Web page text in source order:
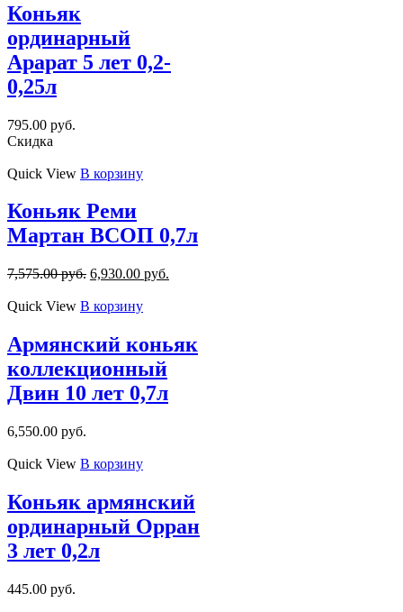
Коньяк
ординарный
Арарат 5 лет 0,2-
0,25л
795.00 руб.
Скидка
Quick View В корзину
Коньяк Реми
Мартан ВСОП 0,7л
7,575.00руб. 6,930.00 руб.
Quick View В корзину
Армянский коньяк
коллекционный
Двин 10 лет 0,7л
6,550.00 руб.
Quick View В корзину
Коньяк армянский
ординарный Орран
3 лет 0,2л
445.00 руб.